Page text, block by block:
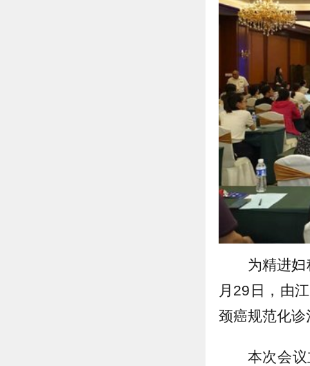
为精进
月29日，由
颈癌规范化
本次会